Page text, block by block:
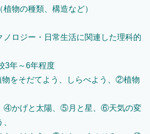
物の種類、構造など）
ロジー・日常生活に関連した理科的
3年～6年程度
をそだてよう、しらべよう、②植物
④かげと太陽、⑤月と星、⑥天気の変